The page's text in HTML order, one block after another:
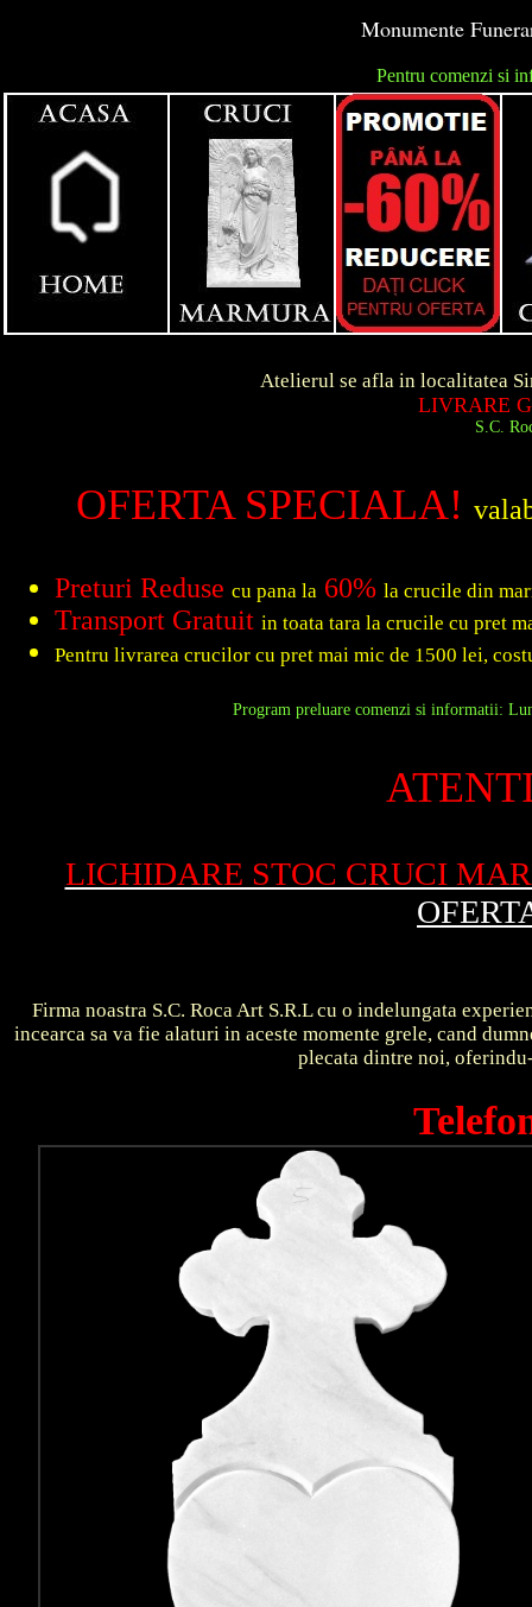
Monumente
Pentru comenzi si
Atelierul se afla in localitatea Simeria
LIVRARE
S.C. Roca Art
OFERTA SPECIALA!
Preturi Reduse cu pana la 60% la crucile din
Transport Gratuit in toata tara la crucile cu pret
Pentru livrarea crucilor cu pret mai mic de 1500 lei,
Program preluare comenzi si informatii:
LICHIDARE STOC CRUCI
Firma noastra S.C. Roca Art S.R.L cu o indelungata
incearca sa va fie alaturi in aceste momente grele, cand
plecata dintre noi,